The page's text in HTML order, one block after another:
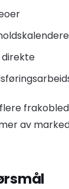
direkte
av